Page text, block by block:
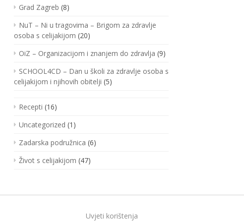
Grad Zagreb (8)
NuT – Ni u tragovima – Brigom za zdravlje
osoba s celijakijom (20)
OiZ – Organizacijom i znanjem do zdravlja (9)
SCHOOL4CD – Dan u školi za zdravlje osoba s
celijakijom i njihovih obitelji (5)
Recepti (16)
Uncategorized (1)
Zadarska podružnica (6)
Život s celijakijom (47)
Uvjeti korištenja